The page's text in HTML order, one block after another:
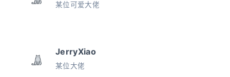
某位可爱大佬
JerryXiao
某位大佬